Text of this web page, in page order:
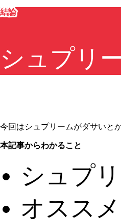
結論
シュプリ
今回はシュプリームがダサいと
本記事からわかること
シュプ
オスス